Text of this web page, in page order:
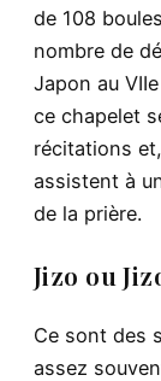
de 108
nombre de
Japon au
ce chapelet
récitations
assistent à
de la prière.
Jizo ou
Ce sont des
assez